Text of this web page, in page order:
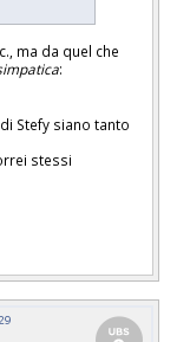
ma da quel che
:
Stefy siano tanto
stessi